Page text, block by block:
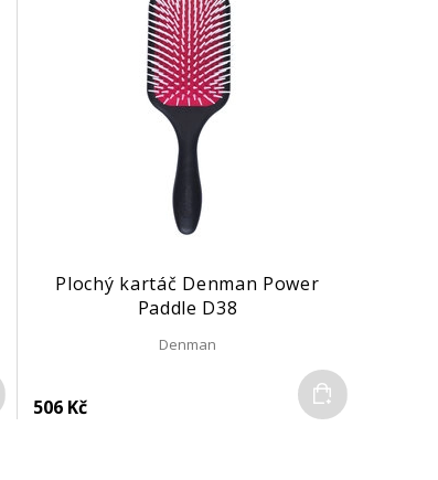
Do košíku
Plochý kartáč Denman Power
Paddle D38
Denman
506 Kč
Do košíku